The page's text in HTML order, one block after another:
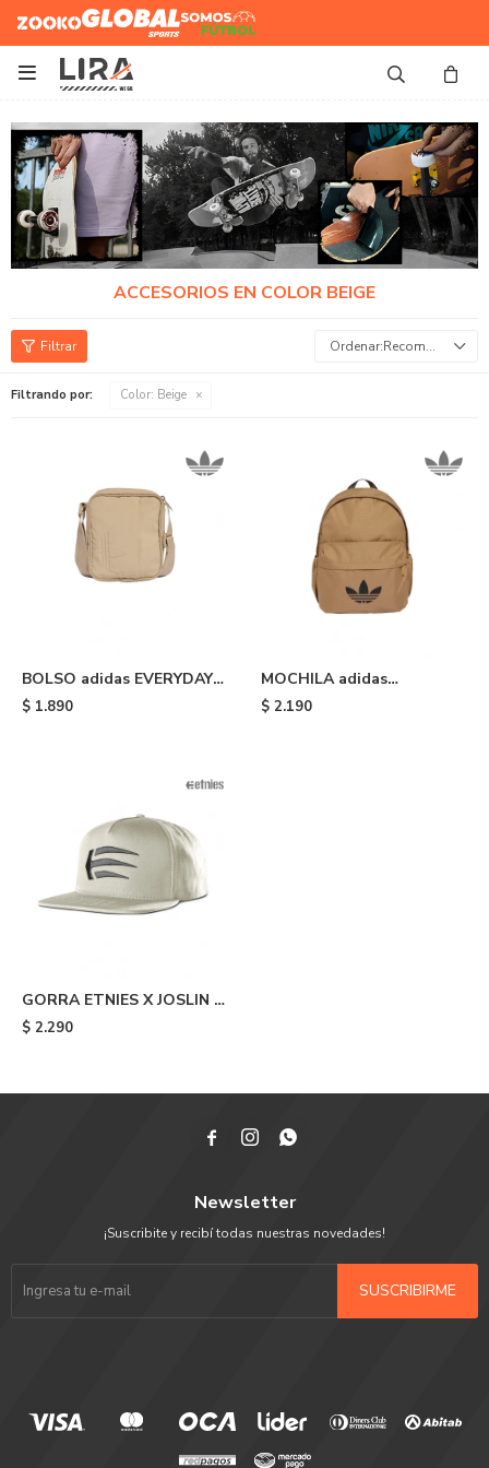
Zooko Global Sports
Somos
Futbol

ACCESORIOS EN COLOR BEIGE
Recomendados
Filtrando por: Color: Beige
BOLSO adidas EVERYDAY
ICONS - Beige
$ 1.890
MOCHILA adidas
ADICOLOR CLASSIC -
$ 2.190
GORRA ETNIES X JOSLIN -
Beige
$ 2.290
  
Newsletter
¡Suscribite y recibí todas nuestras novedades!
SUSCRIBIRME